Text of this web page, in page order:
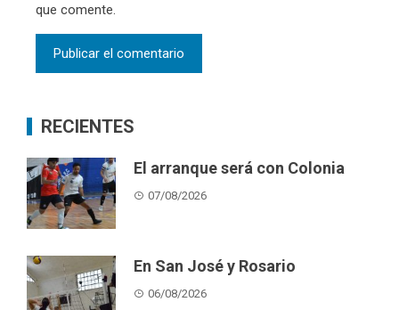
que comente.
RECIENTES
El arranque será con Colonia
07/08/2026
En San José y Rosario
06/08/2026